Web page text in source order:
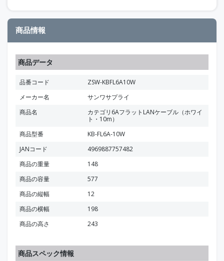
商品情報
商品データ
品番コード
ZSW-KBFL6A10W
メーカー名
サンワサプライ
商品名
カテゴリ6AフラットLANケーブル（ホワイ
ト・10m）
商品型番
KB-FL6A-10W
JANコード
4969887757482
商品の重量
148
商品の容量
577
商品の縦幅
12
商品の横幅
198
商品の高さ
243
商品スペック情報